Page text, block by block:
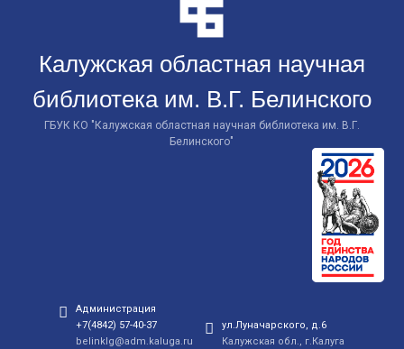
Калужская областная научная
библиотека им. В.Г. Белинского
ГБУК КО "Калужская областная научная библиотека им. В.Г.
Белинского"
Администрация
+7(4842) 57-40-37
belinklg@adm.kaluga.ru
ул.Луначарского, д.6
Калужская обл., г.Калуга